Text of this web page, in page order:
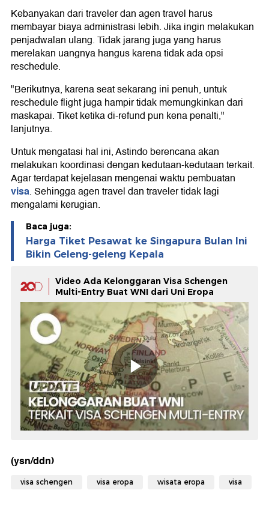
Kebanyakan dari traveler dan agen travel harus
membayar biaya administrasi lebih. Jika ingin melakukan
penjadwalan ulang. Tidak jarang juga yang harus
merelakan uangnya hangus karena tidak ada opsi
reschedule.
"Berikutnya, karena seat sekarang ini penuh, untuk
reschedule flight juga hampir tidak memungkinkan dari
maskapai. Tiket ketika di-refund pun kena penalti,"
lanjutnya.
Untuk mengatasi hal ini, Astindo berencana akan
melakukan koordinasi dengan kedutaan-kedutaan terkait.
Agar terdapat kejelasan mengenai waktu pembuatan
visa. Sehingga agen travel dan traveler tidak lagi
mengalami kerugian.
Baca juga:
Harga Tiket Pesawat ke Singapura Bulan Ini
Bikin Geleng-geleng Kepala
Video Ada Kelonggaran Visa Schengen
Multi-Entry Buat WNI dari Uni Eropa
(ysn/ddn)
visa schengen visa eropa wisata eropa visa